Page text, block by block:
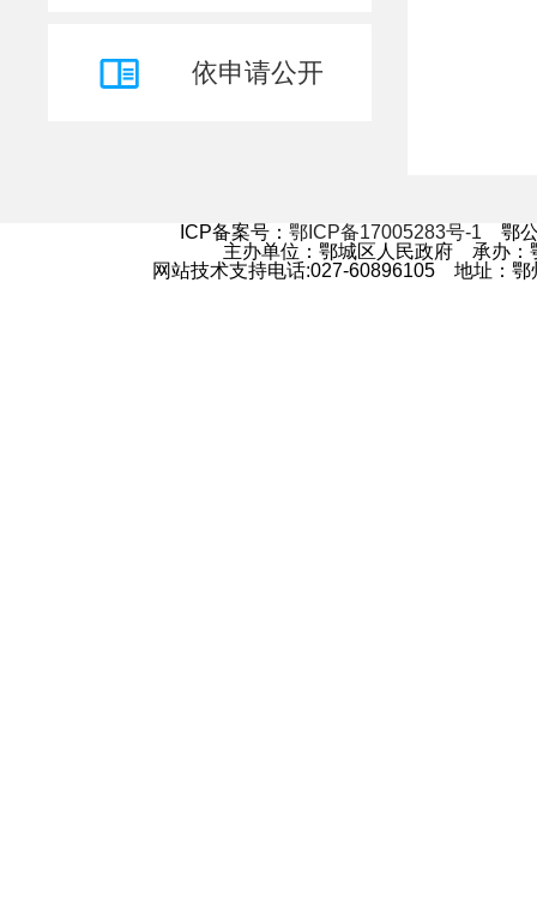
公益事业建设
民生实事
双随机、一公开
依申请公开
ICP备案号： 鄂ICP备17005283号-1 鄂公
主办单位：鄂城区人民政府 承办
网站技术支持电话:027-60896105 地址：